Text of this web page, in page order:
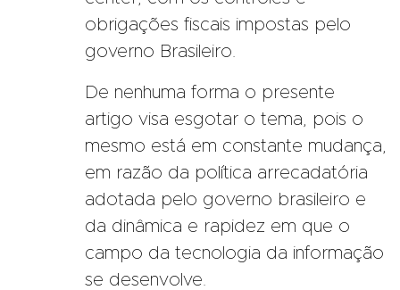
obrigações fiscais impostas pelo
governo Brasileiro.
De nenhuma forma o presente
artigo visa esgotar o tema, pois o
mesmo está em constante mudança,
em razão da política arrecadatória
adotada pelo governo brasileiro e
da dinâmica e rapidez em que o
campo da tecnologia da informação
se desenvolve.